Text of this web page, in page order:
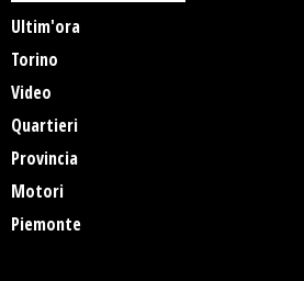
Ultim'ora
Torino
Video
Quartieri
Provincia
Motori
Piemonte